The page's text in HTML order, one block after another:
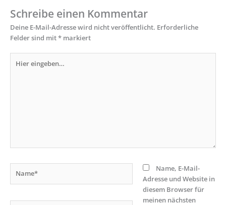
Schreibe einen Kommentar
Deine E-Mail-Adresse wird nicht veröffentlicht. Erforderliche
Felder sind mit* markiert
eingeben…
Name, E-Mail-
Adresse und Website in
diesem Browser für
meinen nächsten